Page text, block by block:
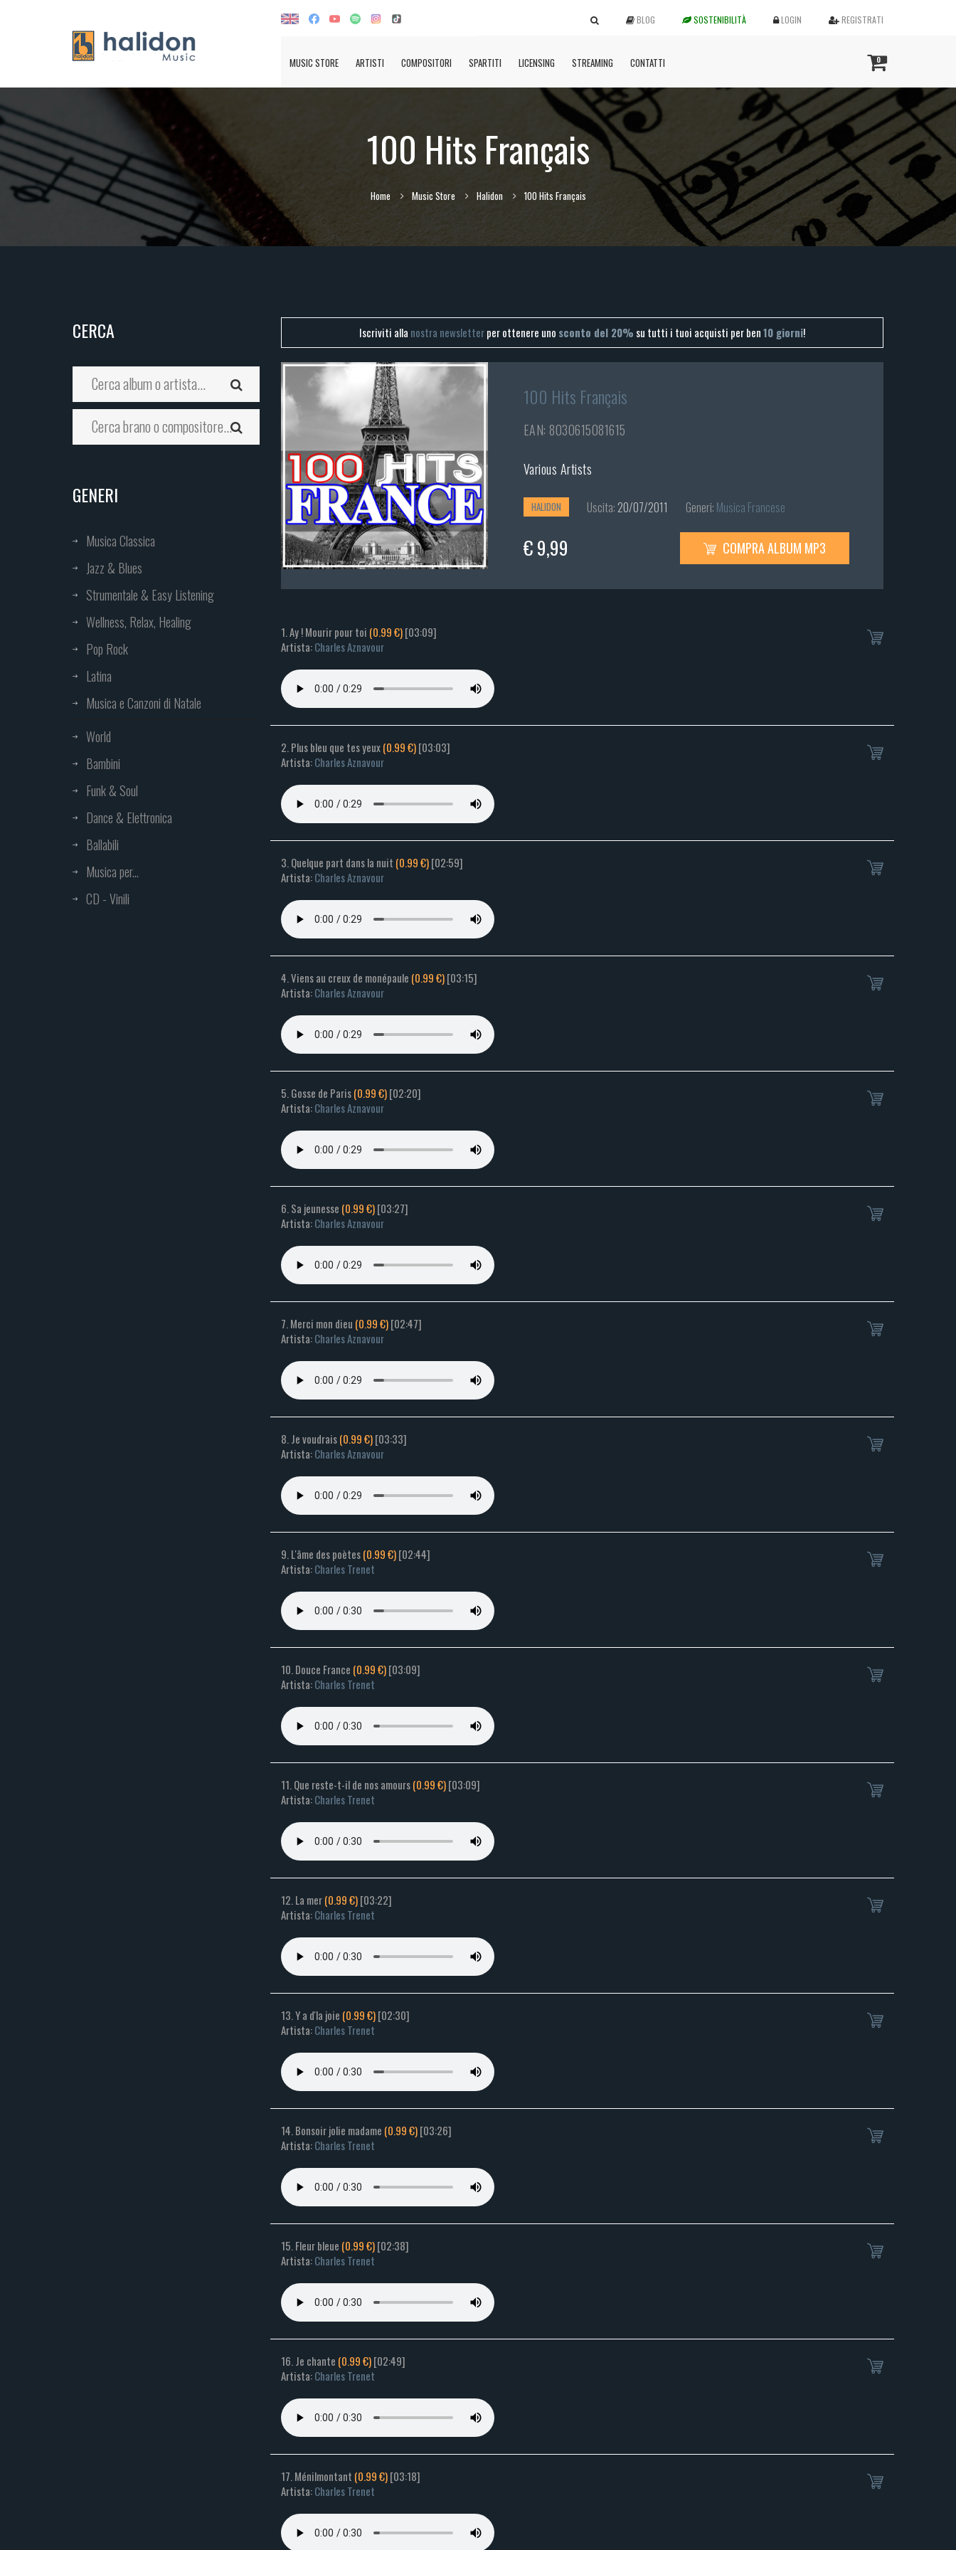
BLOG SOSTENIBILITÀ LOGIN REGISTRATI
MUSIC STORE ARTISTI COMPOSITORI SPARTITI LICENSING STREAMING CONTATTI 0
100 Hits Français
Home Music Store Halidon 100 Hits Français
CERCA
GENERI
Musica Classica
Jazz & Blues
Strumentale & Easy Listening
Wellness, Relax, Healing
Pop Rock
Latina
Musica e Canzoni di Natale
World
Bambini
Funk & Soul
Dance & Elettronica
Ballabili
Musica per...
CD - Vinili
Iscriviti alla nostra newsletterper ottenere uno sconto del 20% su tutti i tuoi acquisti per ben10 giorni!
100 Hits Français
EAN: 8030615081615
Various Artists
HALIDON Uscita:20/07/2011 Generi: Musica Francese
€ 9,99 COMPRA ALBUM MP3
1. Ay ! Mourir pour toi (0.99 €)[03:09]
Artista:Charles Aznavour
2. Plus bleu que tes yeux(0.99 €)[03:03]
Artista:Charles Aznavour
3. Quelque part dans la nuit (0.99 €)[02:59]
Artista:Charles Aznavour
4. Viens au creux de monépaule (0.99 €)[03:15]
Artista:Charles Aznavour
5. Gosse de Paris(0.99 €)[02:20]
Artista:Charles Aznavour
6. Sa jeunesse (0.99 €)[03:27]
Artista:Charles Aznavour
7. Merci mon dieu (0.99 €)[02:47]
Artista:Charles Aznavour
8. Je voudrais(0.99 €)[03:33]
Artista:Charles Aznavour
9. L'âme des poètes(0.99 €)[02:44]
Artista:Charles Trenet
10. Douce France (0.99 €)[03:09]
Artista:Charles Trenet
11. Que reste-t-il de nos amours(0.99 €)[03:09]
Artista:Charles Trenet
12. La mer(0.99 €)[03:22]
Artista:Charles Trenet
13. Y a d'la joie (0.99 €)[02:30]
Artista:Charles Trenet
14. Bonsoir jolie madame (0.99 €)[03:26]
Artista:Charles Trenet
15. Fleur bleue (0.99 €)[02:38]
Artista:Charles Trenet
16. Je chante (0.99 €)[02:49]
Artista:Charles Trenet
17. Ménilmontant (0.99 €)[03:18]
Artista:Charles Trenet